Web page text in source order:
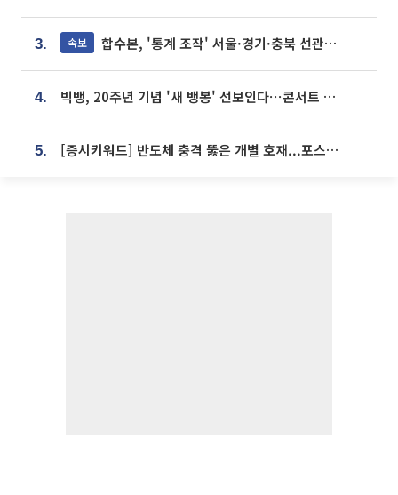
3. 속보 합수본, '통계 조작' 서울·경기·충북 선관위 등 추가 압수수색
4. 빅뱅, 20주년 기념 '새 뱅봉' 선보인다⋯콘서트 앞두고 팝업 개최
5. [증시키워드] 반도체 충격 뚫은 개별 호재...포스코퓨처엠·에코프로·한화솔루션 '눈길'